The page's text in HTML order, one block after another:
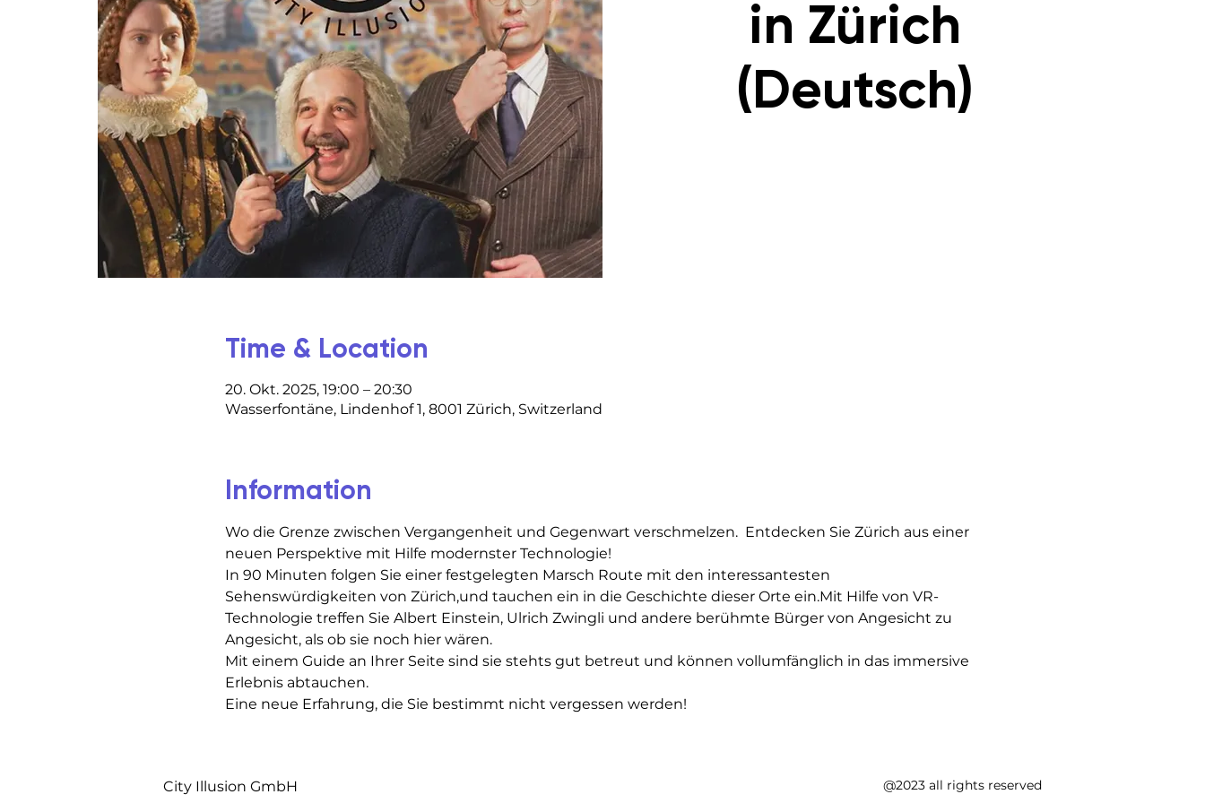
in Zürich
(Deutsch)
Time & Location
20. Okt. 2025, 19:00 – 20:30
Wasserfontäne, Lindenhof 1, 8001 Zürich, Switzerland
Information
Wo die Grenze zwischen Vergangenheit und Gegenwart verschmelzen.  Entdecken Sie Zürich aus einer
neuen Perspektive mit Hilfe modernster Technologie!
In 90 Minuten folgen Sie einer festgelegten Marsch Route mit den interessantesten
Sehenswürdigkeiten von Zürich,und tauchen ein in die Geschichte dieser Orte ein.Mit Hilfe von VR-
Technologie treffen Sie Albert Einstein, Ulrich Zwingli und andere berühmte Bürger von Angesicht zu
Angesicht, als ob sie noch hier wären.
Mit einem Guide an Ihrer Seite sind sie stehts gut betreut und können vollumfänglich in das immersive
Erlebnis abtauchen.
Eine neue Erfahrung, die Sie bestimmt nicht vergessen werden!
City Illusion GmbH @2023 all rights reserved